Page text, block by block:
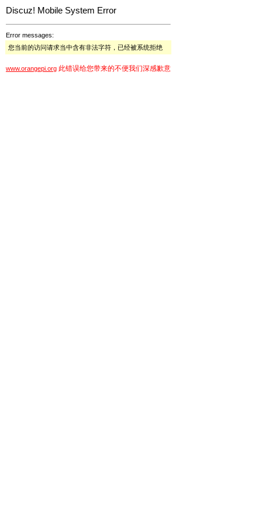
Discuz! Mobile System Error
Error messages:
您当前的访问请求当中含有非法字符，已经被系统拒绝
www.orangepi.org 此错误给您带来的不便我们深感歉意